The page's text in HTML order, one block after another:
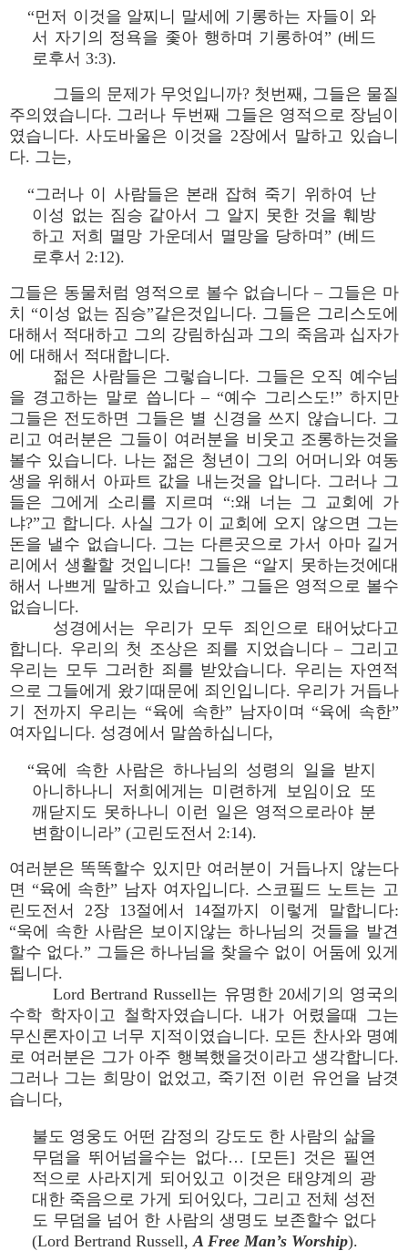
“먼저 이것을 알찌니 말세에 기롱하는 자들이 와
서 자기의 정욕을 좇아 행하며 기롱하여” (베드
로후서 3:3).
그들의 문제가 무엇입니까? 첫번째, 그들은 물질
주의였습니다. 그러나 두번째 그들은 영적으로 장님이
였습니다. 사도바울은 이것을 2장에서 말하고 있습니
다. 그는,
“그러나 이 사람들은 본래 잡혀 죽기 위하여 난
이성 없는 짐승 같아서 그 알지 못한 것을 훼방
하고 저희 멸망 가운데서 멸망을 당하며” (베드
로후서 2:12).
그들은 동물처럼 영적으로 볼수 없습니다 – 그들은 마
치 “이성 없는 짐승”같은것입니다. 그들은 그리스도에
대해서 적대하고 그의 강림하심과 그의 죽음과 십자가
에 대해서 적대합니다.
젊은 사람들은 그렇습니다. 그들은 오직 예수님
을 경고하는 말로 씁니다 – “예수 그리스도!” 하지만
그들은 전도하면 그들은 별 신경을 쓰지 않습니다. 그
리고 여러분은 그들이 여러분을 비웃고 조롱하는것을
볼수 있습니다. 나는 젊은 청년이 그의 어머니와 여동
생을 위해서 아파트 값을 내는것을 압니다. 그러나 그
들은 그에게 소리를 지르며 “:왜 너는 그 교회에 가
냐?”고 합니다. 사실 그가 이 교회에 오지 않으면 그는
돈을 낼수 없습니다. 그는 다른곳으로 가서 아마 길거
리에서 생활할 것입니다! 그들은 “알지 못하는것에대
해서 나쁘게 말하고 있습니다.” 그들은 영적으로 볼수
없습니다.
성경에서는 우리가 모두 죄인으로 태어났다고
합니다. 우리의 첫 조상은 죄를 지었습니다 – 그리고
우리는 모두 그러한 죄를 받았습니다. 우리는 자연적
으로 그들에게 왔기때문에 죄인입니다. 우리가 거듭나
기 전까지 우리는 “육에 속한” 남자이며 “육에 속한”
여자입니다. 성경에서 말씀하십니다,
“육에 속한 사람은 하나님의 성령의 일을 받지
아니하나니 저희에게는 미련하게 보임이요 또
깨닫지도 못하나니 이런 일은 영적으로라야 분
변함이니라” (고린도전서 2:14).
여러분은 똑똑할수 있지만 여러분이 거듭나지 않는다
면 “육에 속한” 남자 여자입니다. 스코필드 노트는 고
린도전서 2장 13절에서 14절까지 이렇게 말합니다:
“욱에 속한 사람은 보이지않는 하나님의 것들을 발견
할수 없다.” 그들은 하나님을 찾을수 없이 어둠에 있게
됩니다.
Lord Bertrand Russell는 유명한 20세기의 영국의
수학 학자이고 철학자였습니다. 내가 어렸을때 그는
무신론자이고 너무 지적이였습니다. 모든 찬사와 명예
로 여러분은 그가 아주 행복했을것이라고 생각합니다.
그러나 그는 희망이 없었고, 죽기전 이런 유언을 남겻
습니다,
불도 영웅도 어떤 감정의 강도도 한 사람의 삶을
무덤을 뛰어넘을수는 없다… [모든] 것은 필연
적으로 사라지게 되어있고 이것은 태양계의 광
대한 죽음으로 가게 되어있다, 그리고 전체 성전
도 무덤을 넘어 한 사람의 생명도 보존할수 없다
(Lord Bertrand Russell,A Free Man’s Worship).